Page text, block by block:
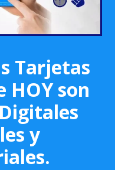
Tarjetas
HOY son
y